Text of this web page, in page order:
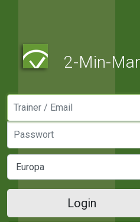
2-Min-
Login